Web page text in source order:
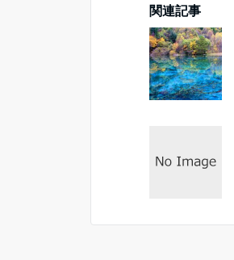
関連記事